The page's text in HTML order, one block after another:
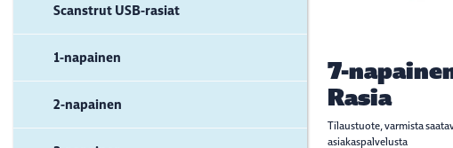
Scanstrut USB-rasiat
1-napainen
2-napainen
7-
Rasia
Tilaustuote, varmista
asiakaspalvelusta